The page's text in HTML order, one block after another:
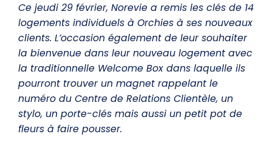
Ce jeudi 29 février, Norevie a remis les clés de 14
logements individuels à Orchies à ses nouveaux
clients. L’occasion également de leur souhaiter
la bienvenue dans leur nouveau logement avec
la traditionnelle Welcome Box dans laquelle ils
pourront trouver un magnet rappelant le
numéro du Centre de Relations Clientèle, un
stylo, un porte-clés mais aussi un petit pot de
fleurs à faire pousser.